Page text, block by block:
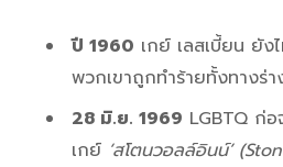
ปี 1960 เกย์ เลสเบี้ยน ยัง
พวกเขาถูกทำร้ายทั้งทางร่า
28 มิ.ย. 1969 LGBTQ ก่
เกย์ ‘สโตนวอลล์อินน์’